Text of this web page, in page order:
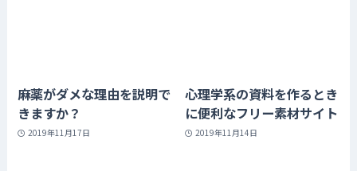
麻薬がダメな理由を説明で
きますか？
2019年11月17日
心理学系の資料を作るとき
に便利なフリー素材サイト
2019年11月14日